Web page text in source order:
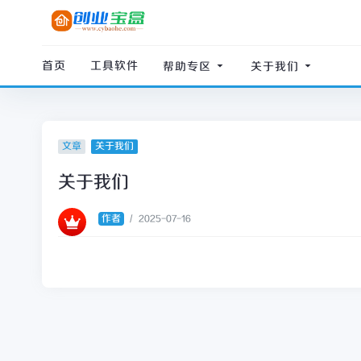
首页 工具软件 帮助专区 关于我们
文章 关于我们
关于我们
作者 / 2025-07-16